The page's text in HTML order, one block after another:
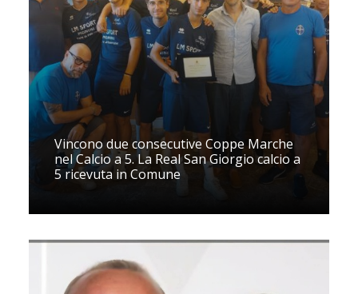
Vincono due consecutive Coppe Marche
nel Calcio a 5. La Real San Giorgio calcio a
5 ricevuta in Comune